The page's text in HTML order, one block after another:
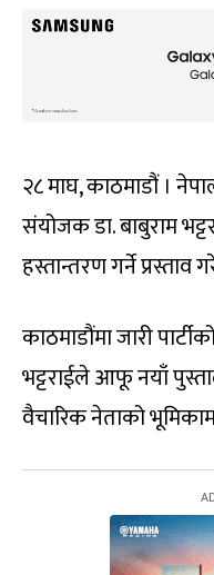
२८ माघ, काठमाडौं ।
संयोजक डा. बाबुराम
हस्तान्तरण गर्ने प्रस्ताव
काठमाडौंमा जारी
भट्टराईले आफू नयाँ
वैचारिक नेताको